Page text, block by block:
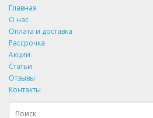
Главная
О нас
Оплата и доставка
Рассрочка
Акции
Статьи
Отзывы
Контакты